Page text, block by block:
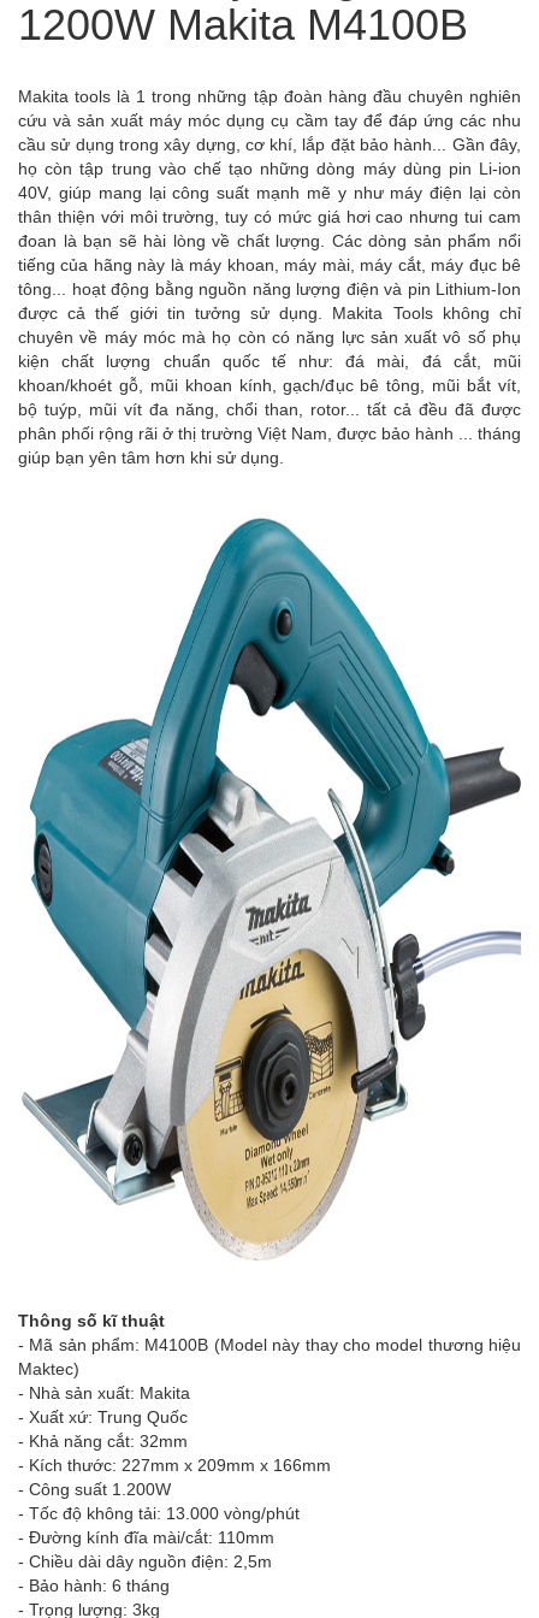
1200W Makita M4100B
Makita tools là 1 trong những tập đoàn hàng đầu chuyên nghiên
cứu và sản xuất máy móc dụng cụ cầm tay để đáp ứng các nhu
cầu sử dụng trong xây dựng, cơ khí, lắp đặt bảo hành... Gần đây,
họ còn tập trung vào chế tạo những dòng máy dùng pin Li-ion
40V, giúp mang lại công suất mạnh mẽ y như máy điện lại còn
thân thiện với môi trường, tuy có mức giá hơi cao nhưng tui cam
đoan là bạn sẽ hài lòng về chất lượng. Các dòng sản phẩm nổi
tiếng của hãng này là máy khoan, máy mài, máy cắt, máy đục bê
tông... hoạt động bằng nguồn năng lượng điện và pin Lithium-Ion
được cả thế giới tin tưởng sử dụng. Makita Tools không chỉ
chuyên về máy móc mà họ còn có năng lực sản xuất vô số phụ
kiện chất lượng chuẩn quốc tế như: đá mài, đá cắt, mũi
khoan/khoét gỗ, mũi khoan kính, gạch/đục bê tông, mũi bắt vít,
bộ tuýp, mũi vít đa năng, chổi than, rotor... tất cả đều đã được
phân phối rộng rãi ở thị trường Việt Nam, được bảo hành ... tháng
giúp bạn yên tâm hơn khi sử dụng.
Thông số kĩ thuật
- Mã sản phẩm: M4100B (Model này thay cho model thương hiệu
Maktec)
- Nhà sản xuất: Makita
- Xuất xứ: Trung Quốc
- Khả năng cắt: 32mm
- Kích thước: 227mm x 209mm x 166mm
- Công suất 1.200W
- Tốc độ không tải: 13.000 vòng/phút
- Đường kính đĩa mài/cắt: 110mm
- Chiều dài dây nguồn điện: 2,5m
- Bảo hành: 6 tháng
- Trọng lượng: 3kg